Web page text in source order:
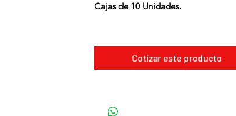
Cajas de 10 Unidades.
huevo, tartas, panes de miel, dulces,
confites, alfajores y también para
Cotizar este producto